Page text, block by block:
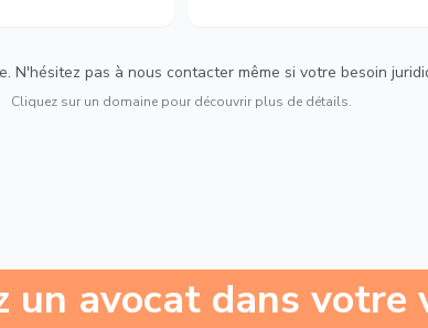
N'hésitez pas à nous contacter même si votre besoin
Cliquez sur un domaine pour découvrir plus de détails.
un avocat dans votre